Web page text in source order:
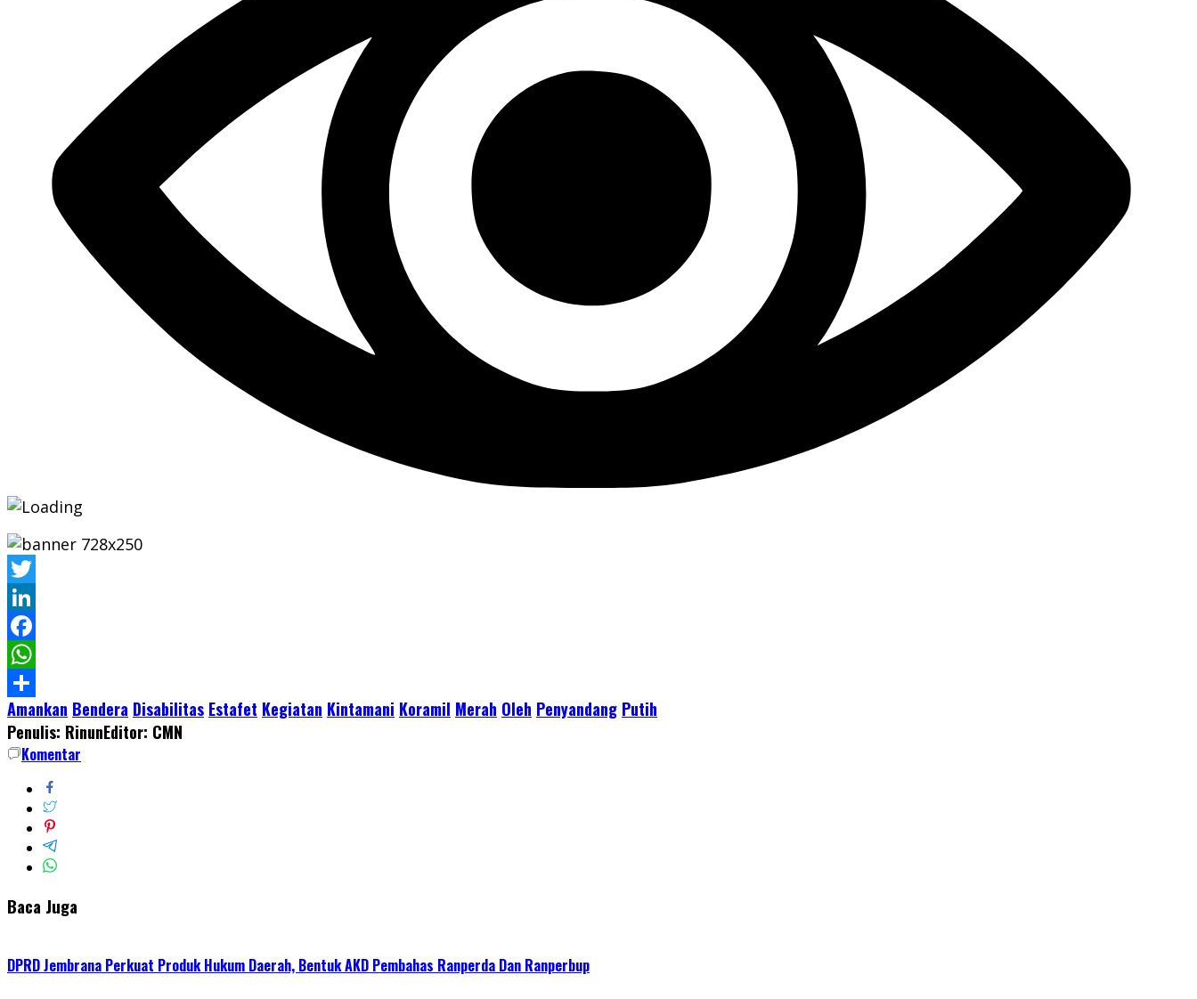
Twitter
LinkedIn
Facebook
WhatsApp
Share
Amankan Bendera Disabilitas Estafet Kegiatan Kintamani Koramil Merah Oleh Penyandang Putih
Penulis: RinunEditor: CMN
Komentar
Baca Juga
DPRD Jembrana Perkuat Produk Hukum Daerah, Bentuk AKD Pembahas Ranperda Dan Ranperbup